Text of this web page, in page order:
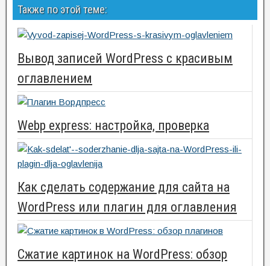
Также по этой теме:
Вывод записей WordPress с красивым
оглавлением
Webp express: настройка, проверка
Как сделать содержание для сайта на
WordPress или плагин для оглавления
Сжатие картинок на WordPress: обзор